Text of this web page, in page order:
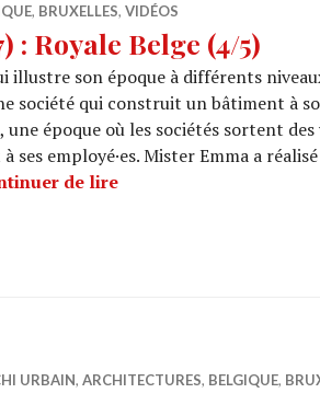
, BRUXELLES, VIDÉOS
: Royale Belge (4/5)
illustre son époque à différents
société qui construit un bâtiment à
époque où les sociétés sortent
employé·es. Mister Emma a
de lireARCHI URBAIN (18/27)
URBAIN, ARCHITECTURES, BELGIQUE,